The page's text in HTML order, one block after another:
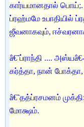
கார்யமானதால் பொய்;.
ப்ரஹ்மமே உபாதியில்
ஜீவனாகவும்,
â€˜ப்ராந்தி ....
கர்த்தா, நான் போக்தா,
â€˜தத்ப்ரசமனம்
மோக்ஷம்.